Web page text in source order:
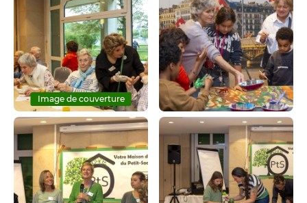
Image de couverture